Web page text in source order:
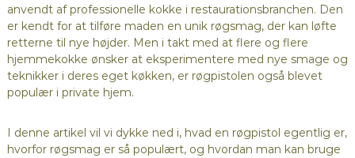
anvendt af professionelle kokke i restaurationsbranchen. Den
er kendt for at tilføre maden en unik røgsmag, der kan løfte
retterne til nye højder. Men i takt med at flere og flere
hjemmekokke ønsker at eksperimentere med nye smage og
teknikker i deres eget køkken, er røgpistolen også blevet
populær i private hjem.
I denne artikel vil vi dykke ned i, hvad en røgpistol egentlig er,
hvorfor røgsmag er så populært, og hvordan man kan bruge